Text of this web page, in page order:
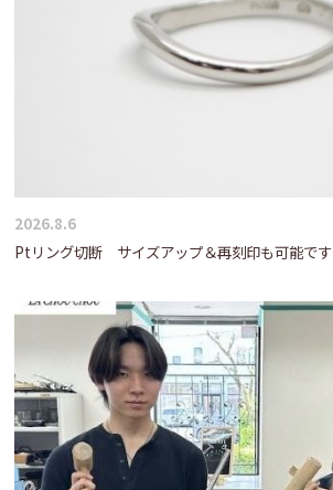
2026.8.6
Ptリング切断 サイズアップ＆再刻印も可能です